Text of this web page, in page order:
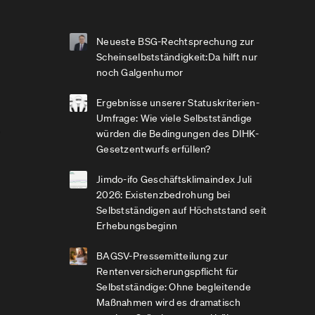
Neueste BSG-Rechtsprechung zur
Scheinselbstständigkeit:Da hilft nur
noch Galgenhumor
Ergebnisse unserer Statuskriterien-
Umfrage: Wie viele Selbstständige
würden die Bedingungen des DIHK-
Gesetzentwurfs erfüllen?
Jimdo-ifo Geschäftsklimaindex Juli
2026: Existenzbedrohung bei
Selbstständigen auf Höchststand seit
Erhebungsbeginn
BAGSV-Pressemitteilung zur
Rentenversicherungspflicht für
Selbstständige: Ohne begleitende
Maßnahmen wird es dramatisch